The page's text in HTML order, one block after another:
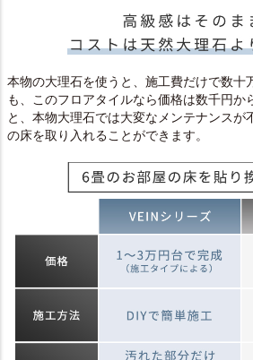
本物の大理石を使うと、施工費だけで数十
も、このフロアタイルなら価格は数千円か
と、本物大理石では大変なメンテナンスが
の床を取り入れることができます。